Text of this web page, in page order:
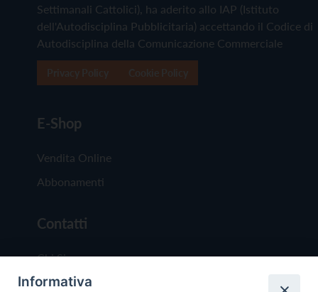
Settimanali Cattolici), ha aderito allo IAP (Istituto
dell'Autodisciplina Pubblicitaria) accettando il Codice di
Autodisciplina della Comunicazione Commerciale
E-Shop
Vendita Online
Abbonamenti
Contatti
Chi Siamo
Redazione
Informativa